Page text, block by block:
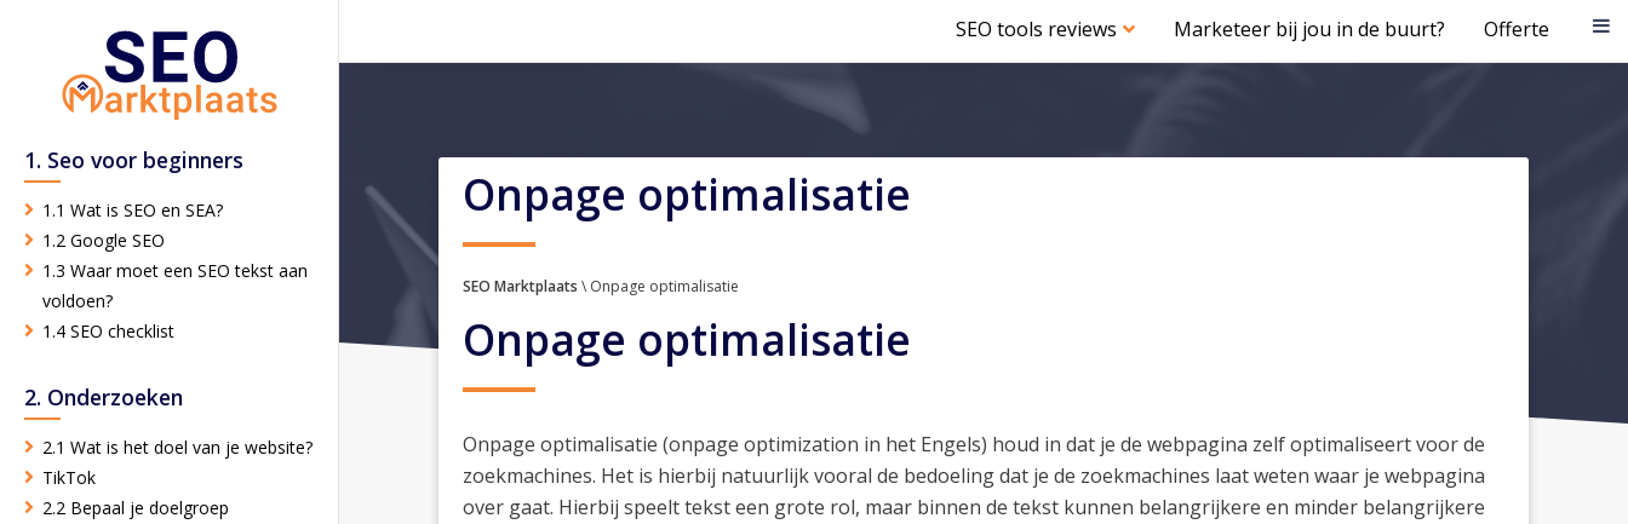
SEO tools reviews Marketeer bij jou in de buurt? Offerte
1. Seo voor beginners
1.1 Wat is SEO en SEA?
1.2 Google SEO
1.3 Waar moet een SEO tekst aan
voldoen?
1.4 SEO checklist
2. Onderzoeken
2.1 Wat is het doel van je website?
TikTok
2.2 Bepaal je doelgroep
Onpage optimalisatie
SEO Marktplaats \ Onpage optimalisatie
Onpage optimalisatie
Onpage optimalisatie (onpage optimization in het Engels) houd in dat je de webpagina zelf optimaliseert voor de
zoekmachines. Het is hierbij natuurlijk vooral de bedoeling dat je de zoekmachines laat weten waar je webpagina
over gaat. Hierbij speelt tekst een grote rol, maar binnen de tekst kunnen belangrijkere en minder belangrijkere